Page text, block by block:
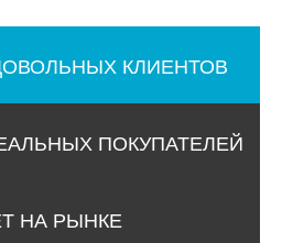
КЛИЕНТОВ
ПОКУПАТЕЛЕЙ
НА РЫНКЕ